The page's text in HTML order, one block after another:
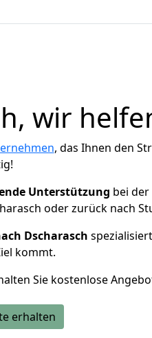
wir
, das Ihnen den
Unterstützung bei
oder zurück nach
Dscharasch
kommt.
Sie kostenlose
erhalten